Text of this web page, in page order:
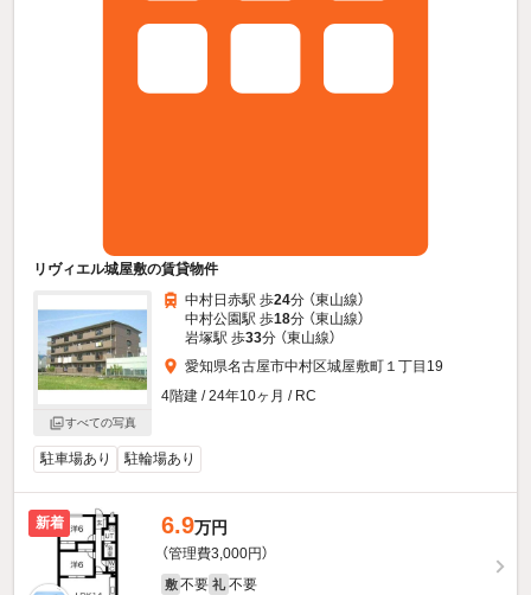
リヴィエル城屋敷の賃貸物件
すべての写真
中村日赤駅 歩24分 （東山線）
中村公園駅 歩18分 （東山線）
岩塚駅 歩33分 （東山線）
愛知県名古屋市中村区城屋敷町１丁目19
4階建 / 24年10ヶ月 / RC
駐車場あり 駐輪場あり
新着 6.9万円
（管理費3,000円）
敷 不要 礼 不要